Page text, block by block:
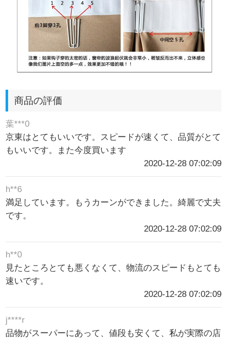
商品の評価
葉***0
京東はとてもいいです。スピードが速くて、品質がとて
もいいです。また今度買います
2020-12-28 07:02:09
h**6
満足しています。もうカーンができました。綺麗で丈夫
です。
2020-12-28 07:02:09
h**0
見たところとても悪くなくて、物流のスピードもとても
速いです。
2020-12-28 07:02:09
j****r
品物がスーパーにあって、値段も安くて、私が実際の店